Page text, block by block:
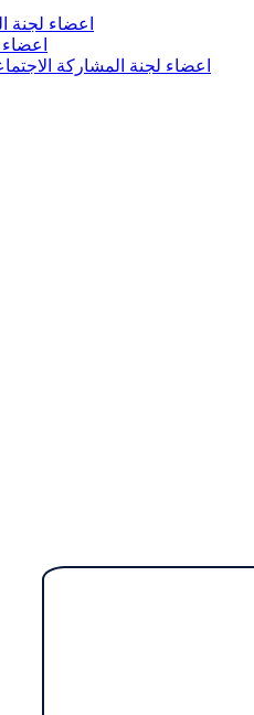
اعضاء لجنة
اعضاء لجنة المشاركة